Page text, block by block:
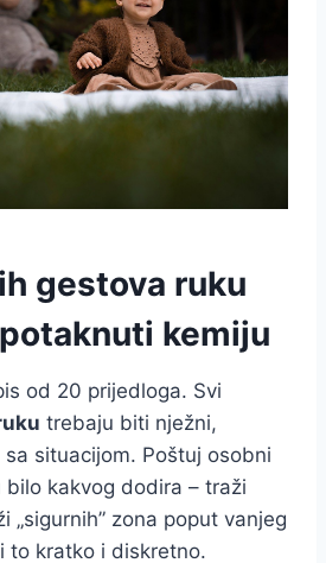
gestova ruku
kemiju
od 20 prijedloga. Svi
trebaju biti nježni,
situacijom. Poštuj osobni
bilo kakvog dodira – traži
„sigurnih” zona poput vanjeg
to kratko i diskretno.